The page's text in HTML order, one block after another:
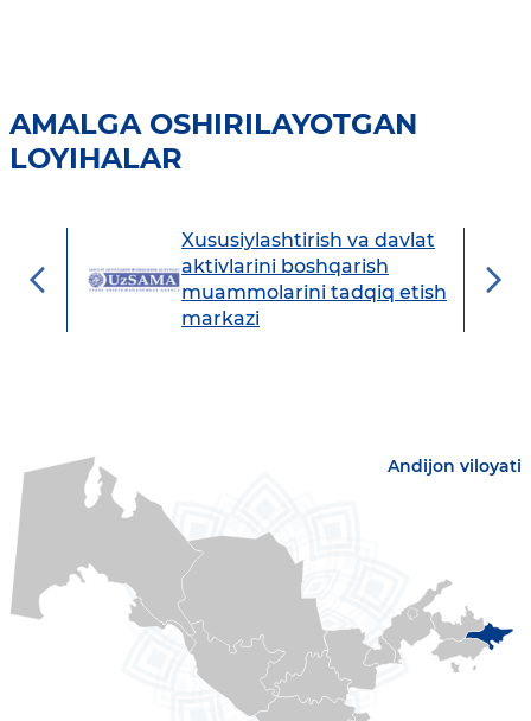
AMALGA OSHIRILAYOTGAN
LOYIHALAR
Xususiylashtirish va davlat
aktivlarini boshqarish
muammolarini tadqiq etish
markazi
Andijon viloyati